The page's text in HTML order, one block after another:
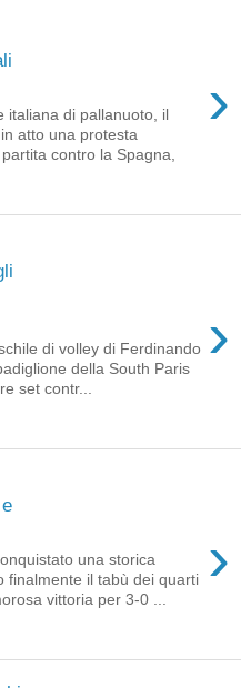
›
italiana di pallanuoto, il
atto una protesta
contro la Spagna,
›
di volley di Ferdinando
della South Paris
set contr...
›
una storica
finalmente il tabù dei quarti
vittoria per 3-0 ...